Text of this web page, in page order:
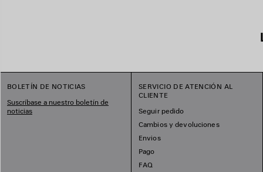
BOLETÍN DE NOTICIAS
Suscríbase a nuestro boletín de
noticias
SERVICIO DE ATENCIÓN AL
CLIENTE
Seguir pedido
Cambios y devoluciones
Envios
Pago
FAQ